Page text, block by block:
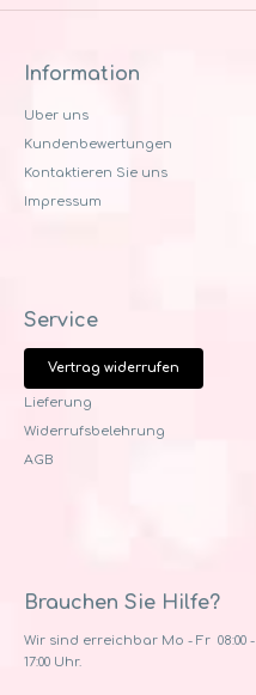
Information
Uber uns
Kundenbewertungen
Kontaktieren Sie uns
Impressum
Service
Vertrag widerrufen
Lieferung
Widerrufsbelehrung
AGB
Brauchen Sie Hilfe?
Wir sind erreichbar Mo - Fr 08:00 -
17:00 Uhr.